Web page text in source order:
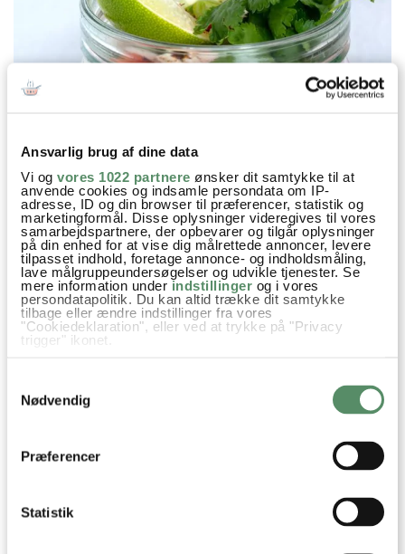
Ansvarlig brug af dine data
Vi og vores 1022 partnere ønsker dit samtykke til at
anvende cookies og indsamle persondata om IP-
adresse, ID og din browser til præferencer, statistik og
marketingformål. Disse oplysninger videregives til vores
samarbejdspartnere, der opbevarer og tilgår oplysninger
på din enhed for at vise dig målrettede annoncer, levere
tilpasset indhold, foretage annonce- og indholdsmåling,
lave målgruppeundersøgelser og udvikle tjenester. Se
mere information underindstillinger og i vores
persondatapolitik. Du kan altid trække dit samtykke
tilbage eller ændre indstillinger fra vores
"Cookiedeklaration", eller ved at trykke på "Privacy
trigger" ikonet.
Indsamle præcise oplysninger om din placering,
der kan være nøjagtig inden for få meter
Identificere din enhed baseret på en scanning af
Nødvendig
Præferencer
Statistik